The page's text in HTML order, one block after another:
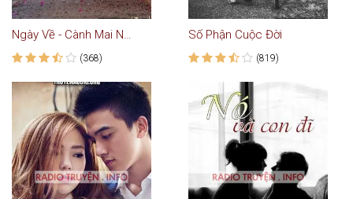
Ngày Về - Cành Mai Ngày Tết
(368)
Số Phận Cuộc Đời
(819)